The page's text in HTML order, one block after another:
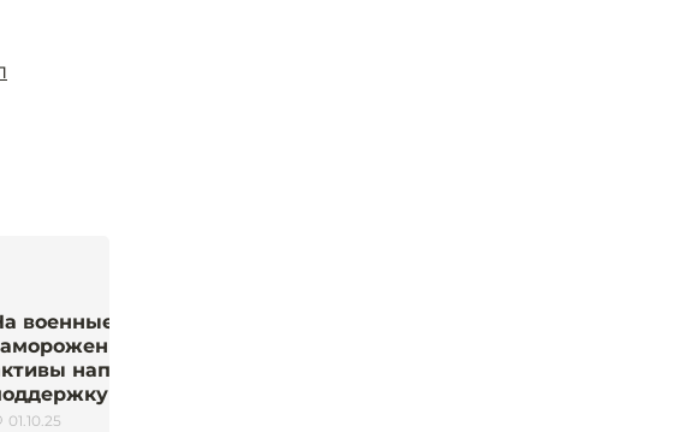
военные нужды и дроны:
российские
направились на
Украины
01.10.25